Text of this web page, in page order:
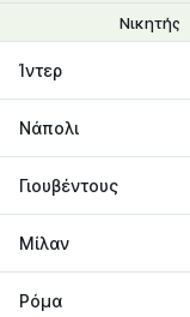
Νικητής
Ίντερ
Νάπολι
Γιουβέντους
Μίλαν
Ρόμα